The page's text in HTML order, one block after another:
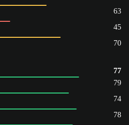
63
45
70
77
79
74
78